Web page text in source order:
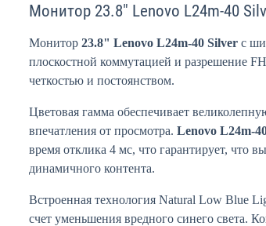
Монитор 23.8" Lenovo L24m-40
Монитор 23.8" Lenovo L24m-40 Silver с ш
плоскостной коммутацией и разрешение
четкостью и постоянством.
Цветовая гамма обеспечивает
впечатления от просмотра. Lenovo L24m-
время отклика 4 мс, что гарантирует, что
динамичного контента.
Встроенная технология Natural Low Blue
счет уменьшения вредного синего света.